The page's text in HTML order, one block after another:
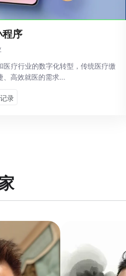
序
疗行业的数字化转型，传统医疗缴
、高效就医的需求...
录